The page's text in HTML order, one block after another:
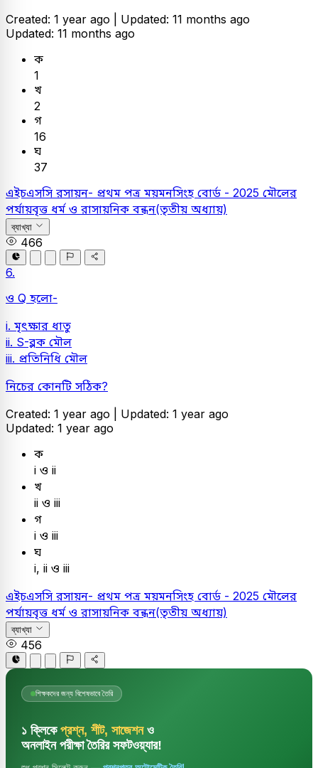
Created: 1 year ago | Updated: 11 months ago
Updated: 11 months ago
ক
1
খ
2
গ
16
ঘ
37
এইচএসসি রসায়ন- প্রথম পত্র ময়মনসিংহ বোর্ড - 2025 মৌলের
পর্যায়বৃত্ত ধর্ম ও রাসায়নিক বন্ধন(তৃতীয় অধ্যায়)
ব্যাখ্যা
466
6.
ও Q হলো-
i. মৃৎক্ষার ধাতু
ii. S-ব্লক মৌল
iii. প্রতিনিধি মৌল
নিচের কোনটি সঠিক?
Created: 1 year ago | Updated: 1 year ago
Updated: 1 year ago
ক
i ও ii
খ
ii ও iii
গ
i ও iii
ঘ
i, ii ও iii
এইচএসসি রসায়ন- প্রথম পত্র ময়মনসিংহ বোর্ড - 2025 মৌলের
পর্যায়বৃত্ত ধর্ম ও রাসায়নিক বন্ধন(তৃতীয় অধ্যায়)
ব্যাখ্যা
456
শিক্ষকদের জন্য বিশেষভাবে তৈরি
১ ক্লিকে প্রশ্ন, শীট, সাজেশনও
অনলাইন পরীক্ষা তৈরির সফটওয়্যার!